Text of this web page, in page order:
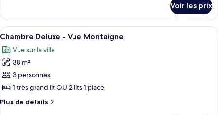
Junior
Suite
-
Vue
Montaigne
le
type
de
Junior
Suite
Vue
Montaigne
Voir les prix
Afficher
toutes
les
photos
pour
ce
type
de
Une chambre spacieuse avec un
5
Chambre Deluxe - Vue Montaigne
Vue sur la ville
38 m²
3 personnes
1 très grand lit OU 2 lits 1 place
Plus de détails
Plus